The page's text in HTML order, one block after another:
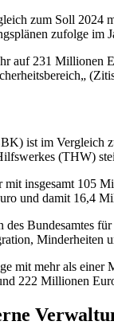
zum Soll 2024
zufolge
auf 231
ist im Vergleich
(THW)
insgesamt 105
und damit 16,4
des
mit mehr als
222 Millionen